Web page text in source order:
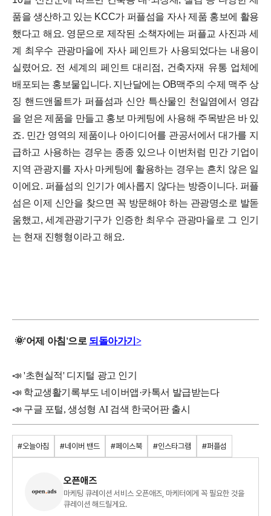
품을 생산하고 있는 KCC가 퍼플섬을 자사 제품 홍보에 활용
했다고 해요. 영문으로 제작된 소책자에는 퍼플교 사진과 세
계 최우수 관광마을에 자사 페인트가 사용되었다는 내용이
실렸어요. 전 세계의 페인트 대리점, 건축자재 유통 업체에
배포되는 홍보물입니다. 지난달에는 OB맥주의 수제 맥주 상
징 핸드앤몰트가 퍼플섬과 신안 특산물인 천일염에서 영감
을 얻은 제품을 만들고 홍보 마케팅에 사용해 주목받은 바 있
죠. 민간 영역의 제품이나 아이디어를 관공서에서 대가를 지
급하고 사용하는 경우는 종종 있으나 이번처럼 민간 기업이
지역 관광지를 자사 마케팅에 활용하는 경우는 흔치 않은 일
이에요. 퍼플섬의 인기가 예사롭지 않다는 방증이니다. 퍼플
섬은 이제 신안을 찾으면 꼭 방문해야 하는 관광명소로 발돋
움했고, 세계관광기구가 인증한 최우수 관광마을로 그 인기
는 현재 진행형이라고 해요.
🌞'어제 아침'으로 되돌아가기>
📣 '초현실적' 디지털 광고 인기
📣 학교생활기록부도 네이버앱·카톡서 발급받는다
📣 구글 포털, 생성형 AI 검색 한국어판 출시
#오늘아침 #네이버 밴드 #페이스북 #인스타그램 #퍼플섬
오픈애즈
마케팅 큐레이션 서비스 오픈애즈, 마케터에게 꼭 필요한 것을
큐레이션 해드릴게요.